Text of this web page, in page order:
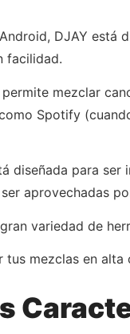
DJAY está
facilidad.
mezclar
Spotify
diseñada para
aprovechadas
variedad de
tus mezclas en